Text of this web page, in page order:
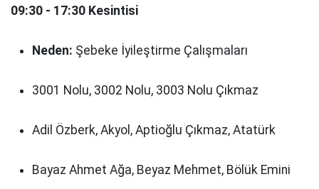
09:30 - 17:30 Kesintisi
Neden: Şebeke İyileştirme Çalışmaları
3001 Nolu, 3002 Nolu, 3003 Nolu Çıkmaz
Adil Özberk, Akyol, Aptioğlu Çıkmaz, Atatürk
Bayaz Ahmet Ağa, Beyaz Mehmet, Bölük Emini